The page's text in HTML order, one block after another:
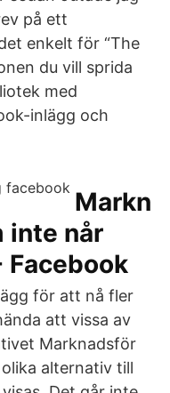
på ett
enkelt för “The
du vill sprida
med
inlägg och
Markn
inte når
för att nå fler
att vissa av
Marknadsför
alternativ till